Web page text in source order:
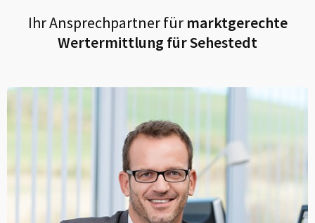
Ihr Ansprechpartner fürmarktgerechte
Wertermittlung fürSehestedt